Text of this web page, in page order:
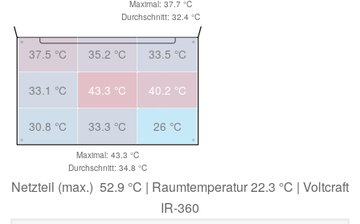
Maximal: 37.7 °C
Durchschnitt: 32.4 °C
37.5 °C 35.2 °C 33.5 °C
33.1 °C 43.3 °C 40.2 °C
30.8 °C 33.3 °C 26 °C
Maximal: 43.3 °C
Durchschnitt: 34.8 °C
Netzteil (max.) 52.9 °C | Raumtemperatur 22.3 °C | Voltcraft
IR-360